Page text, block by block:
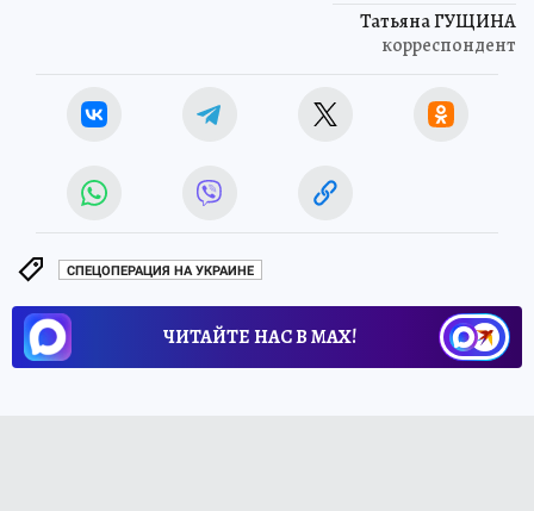
Татьяна ГУЩИНА
корреспондент
СПЕЦОПЕРАЦИЯ НА УКРАИНЕ
ЧИТАЙТЕ НАС В МАХ!